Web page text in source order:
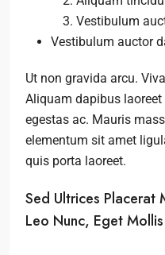
Vestibulum
Vestibulum auctor
Ut non gravida arcu.
Aliquam dapibus
egestas ac. Mauris
elementum sit amet
quis porta laoreet.
Sed Ultrices Placerat
Leo Nunc, Eget